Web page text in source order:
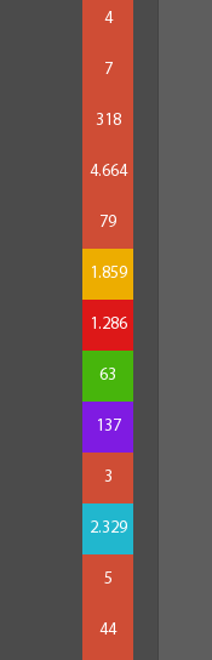
4
7
318
4.664
79
1.859
1.286
63
137
3
2.329
5
44